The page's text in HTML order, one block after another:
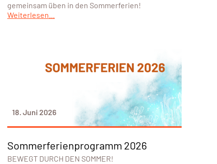
gemeinsam üben in den Sommerferien!
Weiterlesen...
18. Juni 2026
Sommerferienprogramm 2026
BEWEGT DURCH DEN SOMMER!